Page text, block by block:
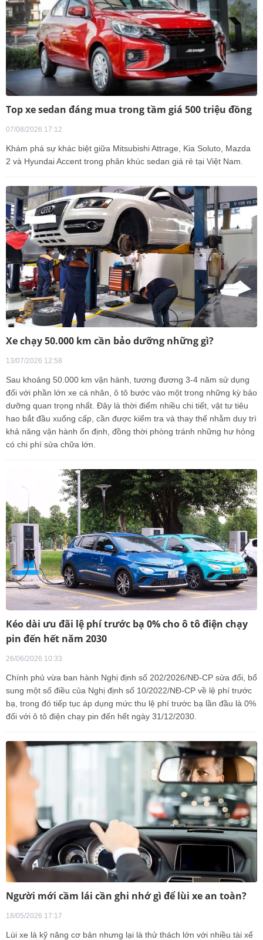
Top xe sedan đáng mua trong tầm giá 500 triệu đồng
07/08/2026 17:12
Khám phá sự khác biệt giữa Mitsubishi Attrage, Kia Soluto, Mazda
2 và Hyundai Accent trong phân khúc sedan giá rẻ tại Việt Nam.
Xe chạy 50.000 km cần bảo dưỡng những gì?
13/07/2026 12:58
Sau khoảng 50.000 km vận hành, tương đương 3-4 năm sử dụng
đối với phần lớn xe cá nhân, ô tô bước vào một trong những kỳ bảo
dưỡng quan trọng nhất. Đây là thời điểm nhiều chi tiết, vật tư tiêu
hao bắt đầu xuống cấp, cần được kiểm tra và thay thế nhằm duy trì
khả năng vận hành ổn định, đồng thời phòng tránh những hư hỏng
có chi phí sửa chữa lớn.
Kéo dài ưu đãi lệ phí trước bạ 0% cho ô tô điện chạy
pin đến hết năm 2030
26/06/2026 10:33
Chính phủ vừa ban hành Nghị định số 202/2026/NĐ-CP sửa đổi, bổ
sung một số điều của Nghị định số 10/2022/NĐ-CP về lệ phí trước
bạ, trong đó tiếp tục áp dụng mức thu lệ phí trước bạ lần đầu là 0%
đối với ô tô điện chạy pin đến hết ngày 31/12/2030.
Người mới cầm lái cần ghi nhớ gì để lùi xe an toàn?
18/05/2026 17:17
Lùi xe là kỹ năng cơ bản nhưng lại là thử thách lớn với nhiều tài xế